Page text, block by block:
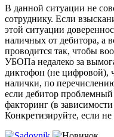
В данной ситуации не
сотруднику. Если
этой ситуации
наличных от дебитора, а
проводится так, чтобы
УБОПа недалеко за
диктофон (не цифровой),
налички, по
если дебитор
факторинг (в
Конкретизируйте, если не